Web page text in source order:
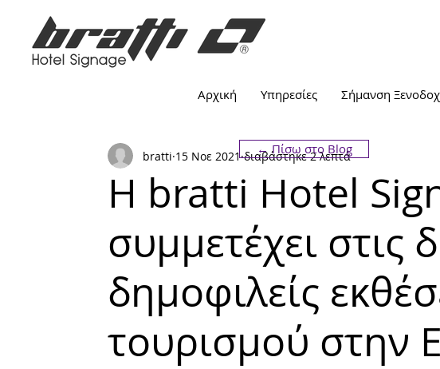
Αρχική Υπηρεσίες Σήμανση
Η bratti Hotel
συμμετέχει στις
δημοφιλείς
τουρισμού στην
bratti 15 Νοε 2021 διαβάστηκε 2 λεπτά
← Πίσω στο Blog